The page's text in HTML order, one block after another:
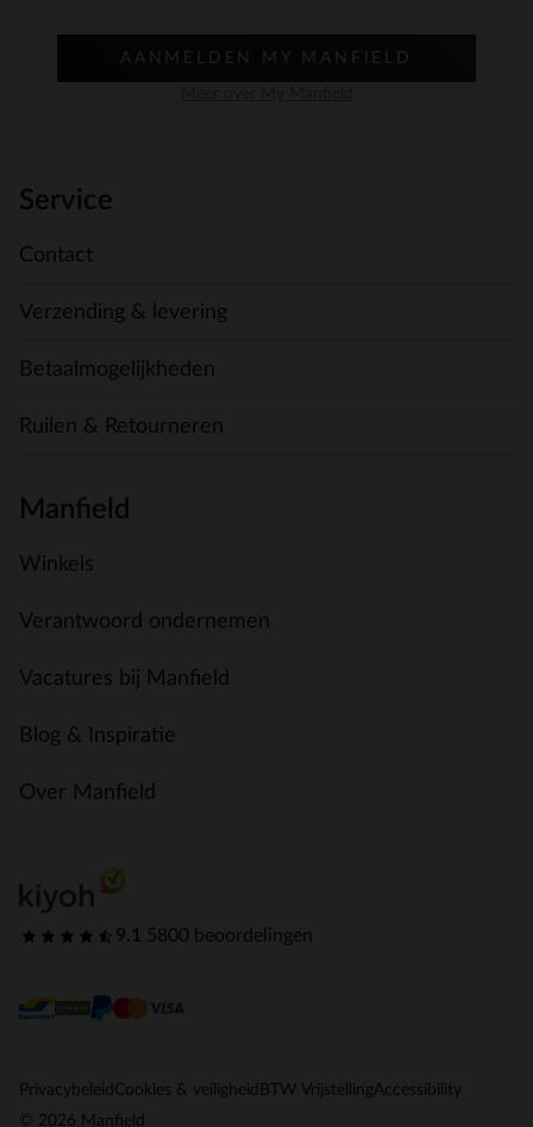
AANMELDEN MY MANFIELD
Service
Contact
Verzending & levering
Betaalmogelijkheden
Ruilen & Retourneren
Manfield
Winkels
Verantwoord ondernemen
Vacatures bij Manfield
Blog & Inspiratie
Over Manfield
9.1 5800 beoordelingen
Privacybeleid Cookies & veiligheid BTW VrijstellingAccessibility
© 2026 Manfield